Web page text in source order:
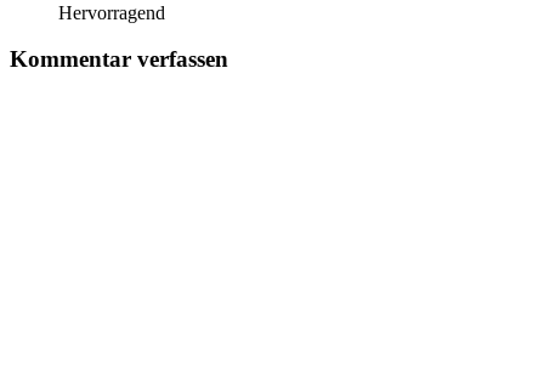
Hervorragend
Kommentar verfassen